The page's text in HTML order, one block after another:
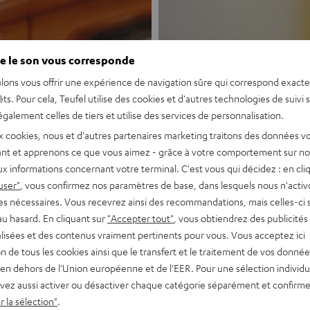
MOTIV®
Enceinte
Découvrir
Nouveau
le son vous corresponde
vous offrir une expérience de navigation sûre qui correspond
Pour cela, Teufel utilise des cookies et d'autres technologies de suivi
celles de tiers et utilise des services de personnalisation.
cookies, nous et d'autres partenaires marketing traitons des données
et apprenons ce que vous aimez - grâce à votre comportement sur
informations concernant votre terminal. C'est vous qui décidez : en
, vous confirmez nos paramètres de base, dans lesquels nous
nécessaires. Vous recevrez ainsi des recommandations, mais celles-ci
hasard. En cliquant sur "Accepter tout" , vous obtiendrez des publicités
et des contenus vraiment pertinents pour vous. Vous acceptez ici
de tous les cookies ainsi que le transfert et le traitement de vos
dehors de l'Union européenne et de l'EER. Pour une sélection
aussi activer ou désactiver chaque catégorie séparément et
la sélection"